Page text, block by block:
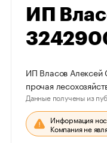
ИП
ИП Власов Алексей
прочая
Данные получены из
Информация
Компания не